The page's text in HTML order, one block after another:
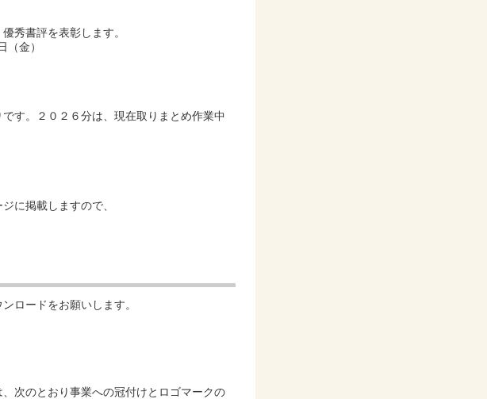
秀書評を表彰します。
金）
す。２０２６分は、現在取りまとめ作業中
ジに掲載しますので、
ロードをお願いします。
次のとおり事業への冠付けとロゴマークの